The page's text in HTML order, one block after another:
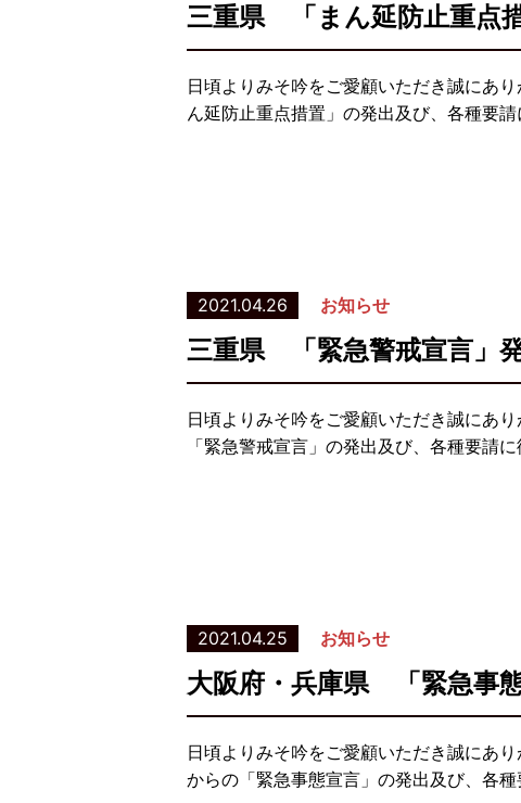
三重県 「まん延防止重点
日頃よりみそ吟をご愛顧いただき誠にあ
ん延防止重点措置」の発出及び、各種要
2021.04.26 お知らせ
三重県 「緊急警戒宣言」
日頃よりみそ吟をご愛顧いただき誠にあ
「緊急警戒宣言」の発出及び、各種要請
2021.04.25 お知らせ
大阪府・兵庫県 「緊急事
日頃よりみそ吟をご愛顧いただき誠にあ
からの「緊急事態宣言」の発出及び、各